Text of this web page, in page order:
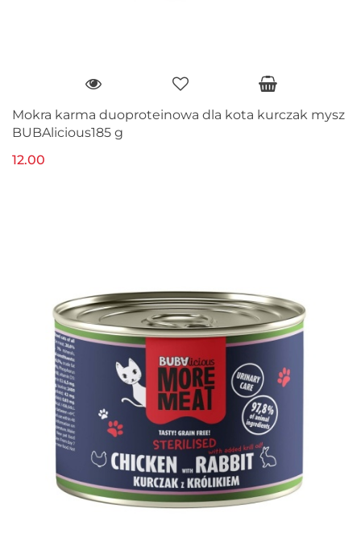
Mokra karma duoproteinowa dla kota kurczak mysz
BUBAlicious185 g
12.00